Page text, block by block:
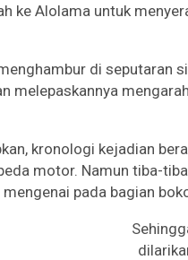
ke Alolama untuk
di seputaran
melepaskannya
kronologi kejadian
motor. Namun tiba-
pada bagian